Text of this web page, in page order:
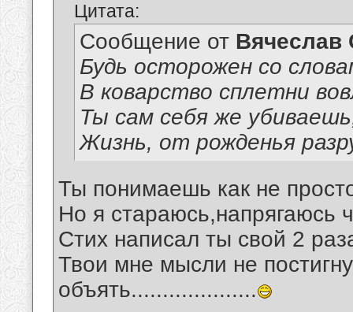
Цитата:
Сообщение от Вячеслав
Будь осторожен со
В коварство сплетни
Ты сам себя же
Жизнь, от рожденья
Ты понимаешь как не
Но я стараюсь,напрягаюсь
Стих написал ты свой 2
Твои мне мысли не
объять....................